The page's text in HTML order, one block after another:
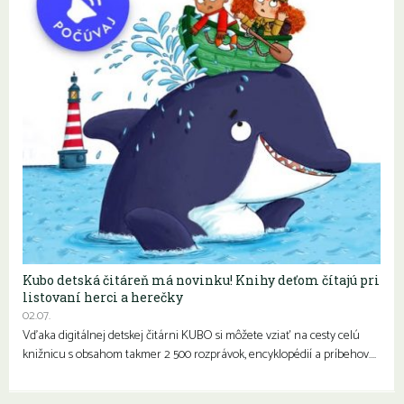
Kubo detská čitáreň má novinku! Knihy deťom čítajú pri
listovaní herci a herečky
02.07.
Vďaka digitálnej detskej čitárni KUBO si môžete vziať na cesty celú
knižnicu s obsahom takmer 2 500 rozprávok, encyklopédií a príbehov….